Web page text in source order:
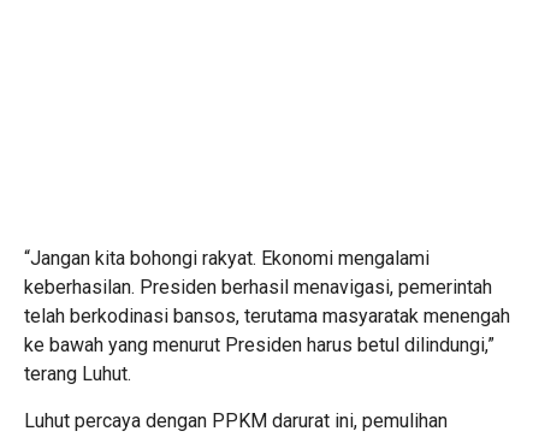
“Jangan kita bohongi rakyat. Ekonomi mengalami
keberhasilan. Presiden berhasil menavigasi, pemerintah
telah berkodinasi bansos, terutama masyaratak menengah
ke bawah yang menurut Presiden harus betul dilindungi,”
terang Luhut.
Luhut percaya dengan PPKM darurat ini, pemulihan